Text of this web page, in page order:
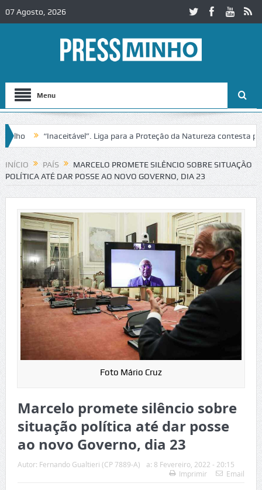
07 Agosto, 2026
Menu
“Inaceitável”. Liga para a Proteção da Natureza contesta
INÍCIO PAÍS
MARCELO PROMETE SILÊNCIO SOBRE SITUAÇÃO
POLÍTICA ATÉ DAR POSSE AO NOVO GOVERNO, DIA 23
Foto Mário Cruz
Marcelo promete silêncio sobre
situação política até dar posse
ao novo Governo, dia 23
Autor: Fernando Gualtieri (CP 7889-A) a: 8 Fevereiro, 2022 - 20:15
Imprimir
Email